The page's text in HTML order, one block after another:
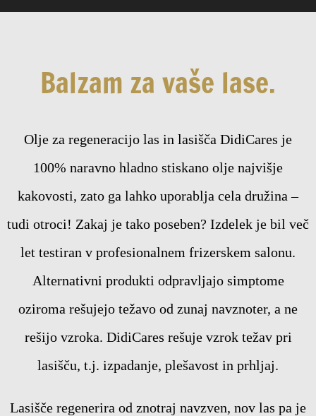
Balzam za vaše lase.
Olje za regeneracijo las in lasišča DidiCares je
100% naravno hladno stiskano olje najvišje
kakovosti, zato ga lahko uporablja cela družina –
tudi otroci! Zakaj je tako poseben? Izdelek je bil več
let testiran v profesionalnem frizerskem salonu.
Alternativni produkti odpravljajo simptome
oziroma rešujejo težavo od zunaj navznoter, a ne
rešijo vzroka. DidiCares rešuje vzrok težav pri
lasišču, t.j. izpadanje, plešavost in prhljaj.
Lasišče regenerira od znotraj navzven, nov las pa je